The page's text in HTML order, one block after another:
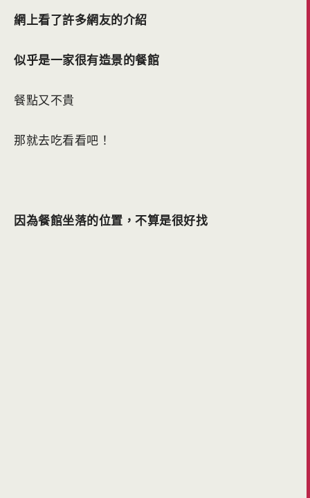
網上看了許多網友的介紹
似乎是一家很有造景的餐館
餐點又不貴
那就去吃看看吧！
因為餐館坐落的位置，不算是很好找